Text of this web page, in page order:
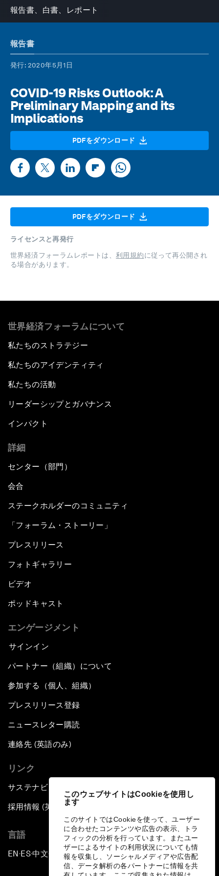
このウェブサイトはCookieを使用し
ます
このサイトではCookieを使って、ユーザー
に合わせたコンテンツや広告の表示、トラ
フィックの分析を行っています。またユー
ザーによるサイトの利用状況についても情
報を収集し、ソーシャルメディアや広告配
信、データ解析の各パートナーに情報を共
報告書、白書、レポート
報告書
発行: 2020年5月1日
COVID-19 Risks Outlook: A
Preliminary Mapping and its
Implications
PDFをダウンロード
PDFをダウンロード
ライセンスと再発行
世界経済フォーラムレポートは、 利用規約に従って再公開され
る場合があります。
世界経済フォーラムについて
私たちのストラテジー
私たちのアイデンティティ
私たちの活動
リーダーシップとガバナンス
インパクト
詳細
センター（部門）
会合
ステークホルダーのコミュニティ
「フォーラム・ストーリー」
プレスリリース
フォトギャラリー
ビデオ
ポッドキャスト
エンゲージメント
サインイン
パートナー（組織）について
参加する（個人、組織）
プレスリリース登録
ニュースレター購読
連絡先 (英語のみ)
リンク
サステナビリティへの取り組み
採用情報 (英語のみ)
言語
EN ▪ ES▪中文▪ 日本語